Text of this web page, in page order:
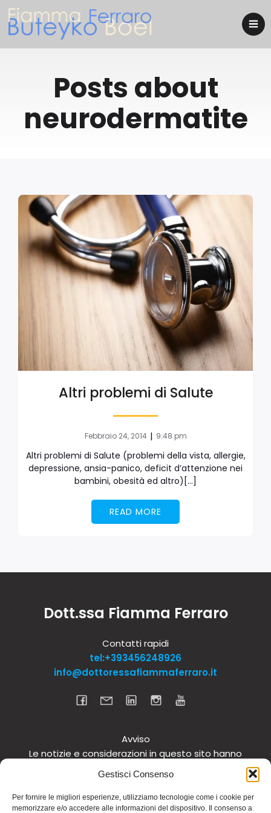
Gestisci Consenso
Per fornire le migliori esperienze, utilizziamo tecnologie come i cookie per
memorizzare e/o accedere alle informazioni del dispositivo. Il consenso a
Posts about
neurodermatite
Altri problemi di Salute
Febbraio 24, 2014 | 9:48 pm
Altri problemi di Salute (problemi della vista, allergie,
depressione, ansia-panico, deficit d’attenzione nei
bambini, obesità ed altro)[…]
READ MORE
Dott.ssa Fiamma Ferraro
Contatti rapidi
tel:+393456248926
info@dottoressafiammaferraro.it
Avviso
Le notizie e considerazioni in questo sito hanno
carattere informativo generale e non intendono in
alcun modo dare consigli medici. Si raccomanda di
non intraprendere o interrompere alcuna terapia o